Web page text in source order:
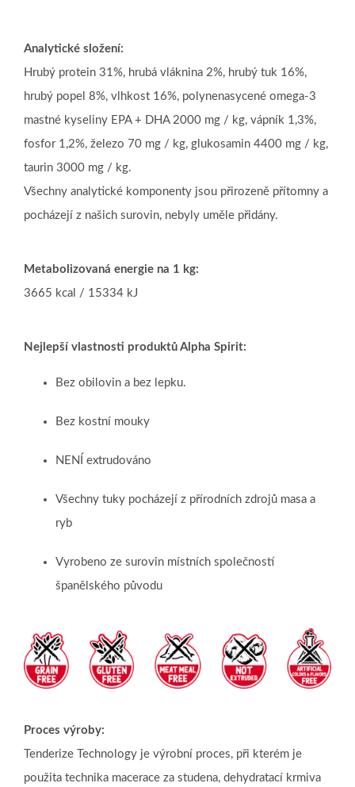
Analytické složení:
Hrubý protein 31%, hrubá vláknina 2%, hrubý tuk 16%,
hrubý popel 8%, vlhkost 16%, polynenasycené omega-3
mastné kyseliny EPA + DHA 2000 mg / kg, vápník 1,3%,
fosfor 1,2%, železo 70 mg / kg, glukosamin 4400 mg / kg,
taurin 3000 mg / kg.
Všechny analytické komponenty jsou přirozeně přítomny a
pocházejí z našich surovin, nebyly uměle přidány.
Metabolizovaná energie na 1 kg:
3665 kcal / 15334 kJ
Nejlepší vlastnosti produktů Alpha Spirit:
Bez obilovin a bez lepku.
Bez kostní mouky
NENÍ extrudováno
Všechny tuky pocházejí z přírodních zdrojů masa a
ryb
Vyrobeno ze surovin místních společností
španělského původu
Proces výroby:
Tenderize Technology je výrobní proces, při kterém je
použita technika macerace za studena, dehydratací krmiva